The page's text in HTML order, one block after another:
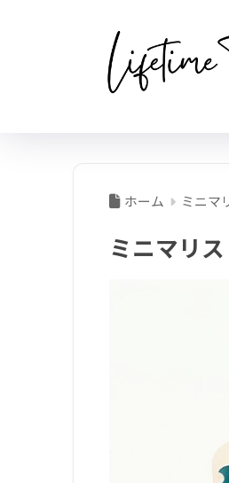
ホーム ミニマ
ミニマリ